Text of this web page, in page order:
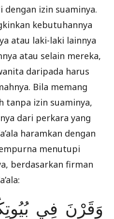
izin suaminya.
kebutuhannya
atau laki-laki lainnya
atau selain mereka,
daripada harus
Bila memang
tanpa izin suaminya,
dari perkara yang
haramkan dengan
menutupi
berdasarkan firman
وَقَرْنَ فِي